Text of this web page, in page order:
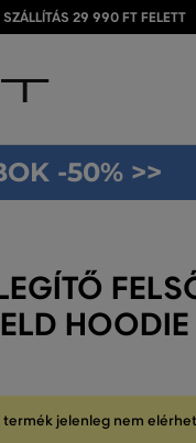
29 990 FT FELETT
-50% >>
termék jelenleg nem